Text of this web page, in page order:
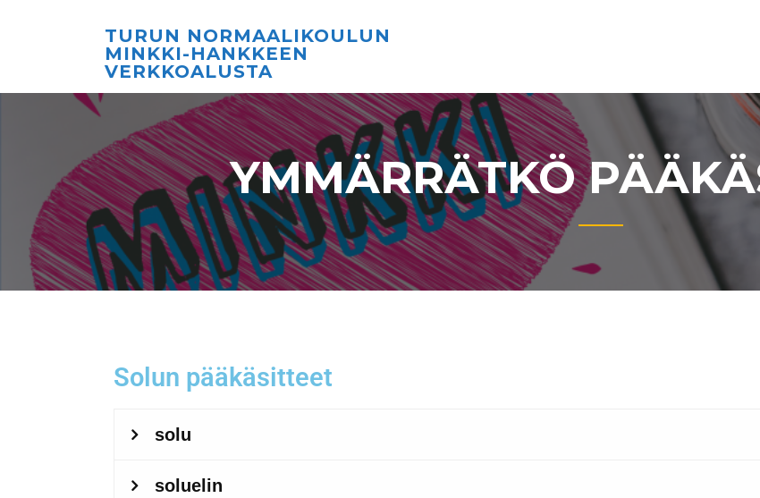
TURUN NORMAALIKOULUN
MINKKI-HANKKEEN
VERKKOALUSTA
YMMÄRRÄTKÖ
Solun pääkäsitteet